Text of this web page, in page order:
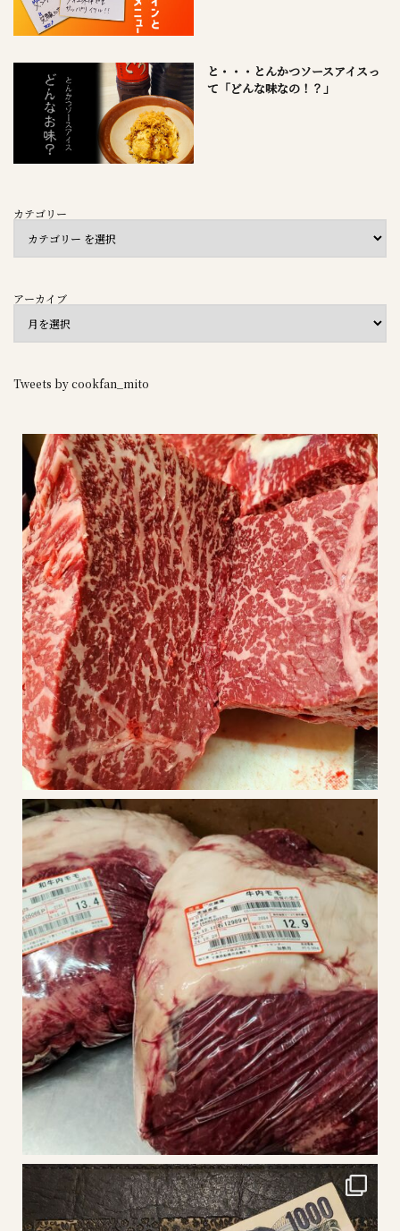
と・・・とんかつソースアイスっ
て「どんな味なの！？」
カテゴリー
アーカイブ
Tweets by cookfan_mito